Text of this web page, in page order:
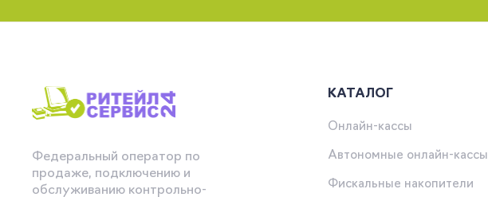
Федеральный оператор по
продаже, подключению и
обслуживанию контрольно-
КАТАЛОГ
Онлайн-кассы
Автономные онлайн-кассы
Фискальные накопители